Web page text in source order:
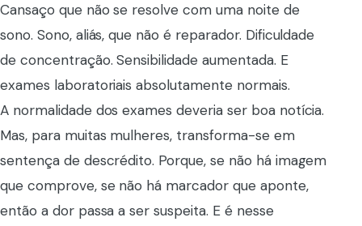
Cansaço que não se resolve com uma noite de
sono. Sono, aliás, que não é reparador. Dificuldade
de concentração. Sensibilidade aumentada. E
exames laboratoriais absolutamente normais.
A normalidade dos exames deveria ser boa notícia.
Mas, para muitas mulheres, transforma-se em
sentença de descrédito. Porque, se não há imagem
que comprove, se não há marcador que aponte,
então a dor passa a ser suspeita. E é nesse